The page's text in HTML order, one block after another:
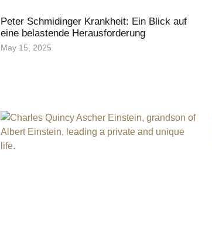
Peter Schmidinger Krankheit: Ein Blick auf
eine belastende Herausforderung
May 15, 2025